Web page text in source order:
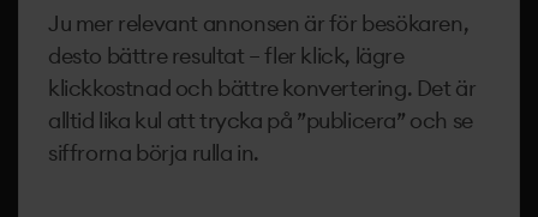
Ju mer relevant annonsen är för besökaren,
desto bättre resultat – fler klick, lägre
klickkostnad och bättre konvertering. Det är
alltid lika kul att trycka på ”publicera” och se
siffrorna börja rulla in.